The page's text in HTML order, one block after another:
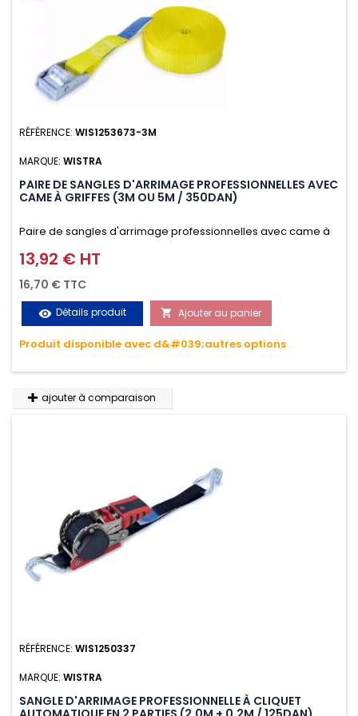
RÉFÉRENCE: WIS1253673-3M
MARQUE: WISTRA
PAIRE DE SANGLES D'ARRIMAGE PROFESSIONNELLES AVEC
CAME À GRIFFES (3M OU 5M / 350DAN)
Paire de sangles d'arrimage professionnelles avec came à
griffes (3M ou 5M / 350daN), simple et rapide d'utilisation.
Permet d'arrimer et de sécuriser vos chargements pendant
le transport. Matière polyester très résistante aux UV et aux
variations de températures, n'absorbe pas l'eau.
Prix
13,92 € HT
16,70 € TTC
visibility Détails produit  Ajouter au panier
Produit disponible avec d&#039;autres options
ajouter à comparaison
RÉFÉRENCE: WIS1250337
MARQUE: WISTRA
SANGLE D'ARRIMAGE PROFESSIONNELLE À CLIQUET